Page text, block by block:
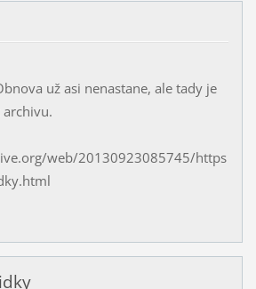
už asi nenastane, ale tady je
archivu.
web/20130923085745/https